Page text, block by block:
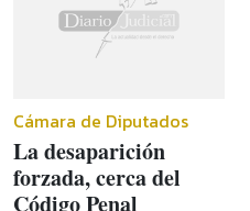
Cámara de Diputados
La desaparición
forzada, cerca del
Código Penal